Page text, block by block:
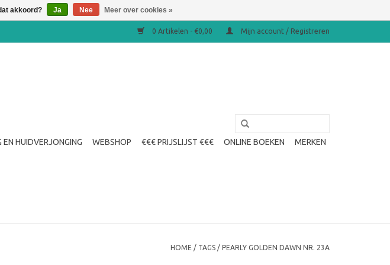
0 Artikelen - €0,00 Mijn account / Registreren
EN HUIDVERJONGING WEBSHOP €€€ PRIJSLIJST €€€ ONLINE BOEKEN MERKEN
HOME / TAGS / PEARLY GOLDEN DAWN NR. 23A
akkoord? Ja Nee Meer over cookies »